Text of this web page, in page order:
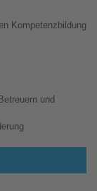
Kompetenzbildung
und